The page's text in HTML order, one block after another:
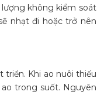
lượng không kiểm soát
nhạt đi hoặc trở nên
triển. Khi ao nuôi thiếu
trong suốt. Nguyên